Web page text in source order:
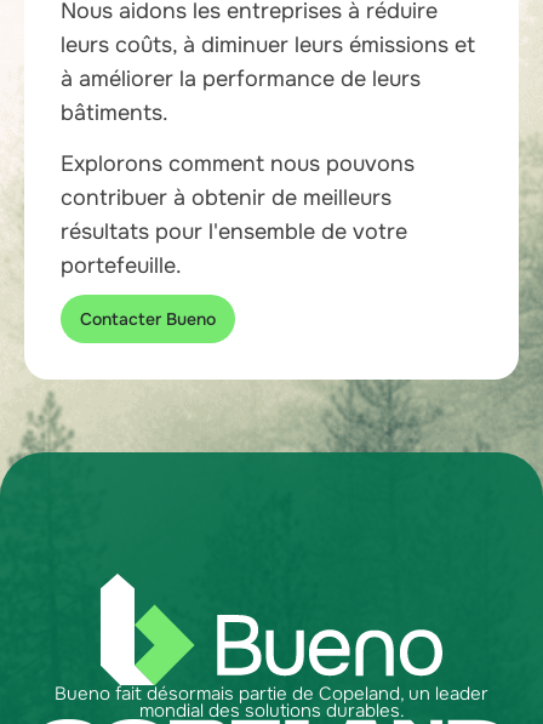
Nous aidons les entreprises à réduire
leurs coûts, à diminuer leurs émissions et
à améliorer la performance de leurs
bâtiments.
Explorons comment nous pouvons
contribuer à obtenir de meilleurs
résultats pour l'ensemble de votre
portefeuille.
Contacter Bueno
Bueno fait désormais partie de Copeland, un leader
mondial des solutions durables.